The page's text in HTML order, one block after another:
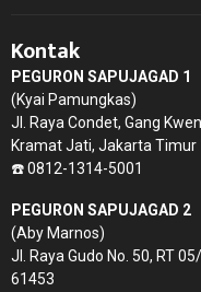
Kontak
PEGURON SAPUJAGAD 1
(Kyai Pamungkas)
Jl. Raya Condet, Gang
Kramat Jati, Jakarta Timur
☎️ 0812-1314-5001
PEGURON SAPUJAGAD 2
(Aby Marnos)
Jl. Raya Gudo No. 50, RT
61453